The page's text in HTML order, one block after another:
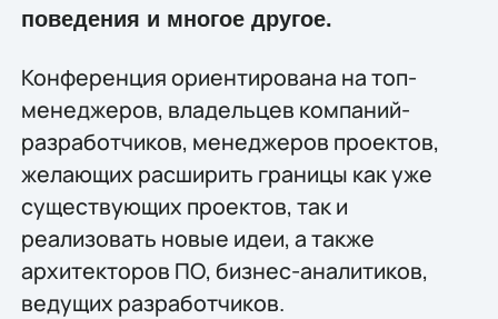
поведения и многое другое.
Конференция ориентирована на топ-
менеджеров, владельцев компаний-
разработчиков, менеджеров проектов,
желающих расширить границы как уже
существующих проектов, так и
реализовать новые идеи, а также
архитекторов ПО, бизнес-аналитиков,
ведущих разработчиков.